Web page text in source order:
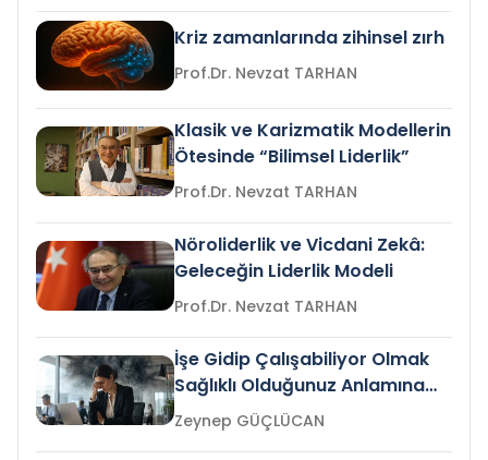
Kriz zamanlarında zihinsel zırh
Prof.Dr. Nevzat TARHAN
Klasik ve Karizmatik Modellerin
Ötesinde “Bilimsel Liderlik”
Prof.Dr. Nevzat TARHAN
Nöroliderlik ve Vicdani Zekâ:
Geleceğin Liderlik Modeli
Prof.Dr. Nevzat TARHAN
İşe Gidip Çalışabiliyor Olmak
Sağlıklı Olduğunuz Anlamına
Gelir mi?Zeynep GÜÇLÜCAN